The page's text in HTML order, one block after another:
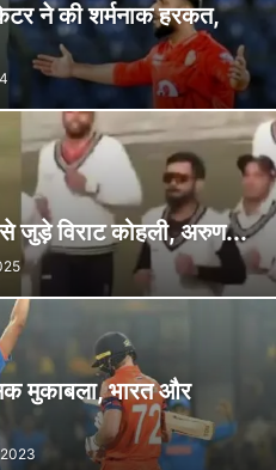
ने की शर्मनाक हरकत,
जुड़े विराट कोहली, अरुण...
मुकाबला, भारत और